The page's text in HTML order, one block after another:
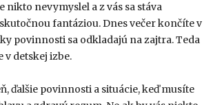
nikto nevymyslel a z vás sa stáva
fantáziou. Dnes večer končíte v
povinnosti sa odkladajú na zajtra. Teda
v detskej izbe.
ďalšie povinnosti a situácie, keď musíte